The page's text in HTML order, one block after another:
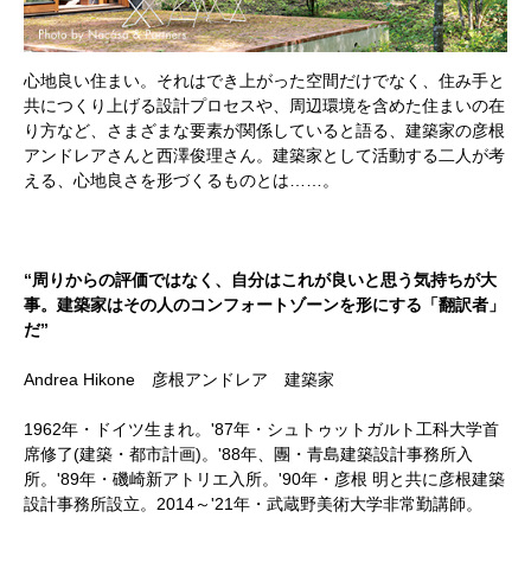
心地良い住まい。それはでき上がった空間だけでなく、住み手と
共につくり上げる設計プロセスや、周辺環境を含めた住まいの在
り方など、さまざまな要素が関係していると語る、建築家の彦根
アンドレアさんと西澤俊理さん。建築家として活動する二人が考
える、心地良さを形づくるものとは……。
“周りからの評価ではなく、自分はこれが良いと思う気持ちが大
事。建築家はその人のコンフォートゾーンを形にする「翻訳者」
だ”
Andrea Hikone 彦根アンドレア 建築家
1962年・ドイツ生まれ。'87年・シュトゥットガルト工科大学首
席修了(建築・都市計画)。'88年、團・青島建築設計事務所入
所。'89年・磯崎新アトリエ入所。'90年・彦根 明と共に彦根建築
設計事務所設立。2014～'21年・武蔵野美術大学非常勤講師。